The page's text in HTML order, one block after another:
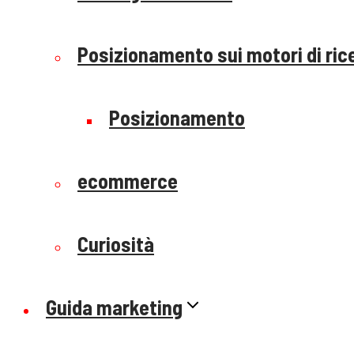
Posizionamento sui motori di
Posizionamento
ecommerce
Curiosità
Guida marketing